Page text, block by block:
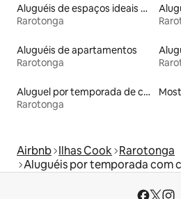
Aluguéis de espaços ideais para famílias
Rarotonga
Aluguéis de apartamentos
Rarotonga
Aluguel por temporada de casas de hóspedes
Rarotonga
Airbnb Ilhas Cook Rarotonga
Aluguéis por temporada com